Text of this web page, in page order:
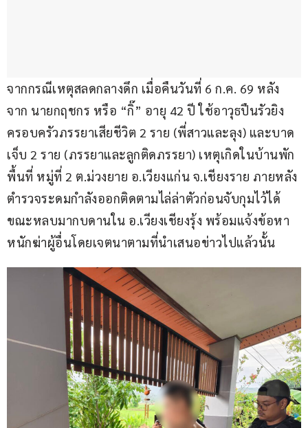
จากกรณีเหตุสลดกลางดึก เมื่อคืนวันที่ 6 ก.ค. 69 หลัง
จาก นายกฤชกร หรือ “กิ๊” อายุ 42 ปี ใช้อาวุธปืนรัวยิง
ครอบครัวภรรยาเสียชีวิต 2 ราย (พี่สาวและลุง) และบาด
เจ็บ 2 ราย (ภรรยาและลูกติดภรรยา) เหตุเกิดในบ้านพัก
พื้นที่ หมู่ที่ 2 ต.ม่วงยาย อ.เวียงแก่น จ.เชียงราย ภายหลัง
ตำรวจระดมกำลังออกติดตามไล่ล่าตัวก่อนจับกุมไว้ได้
ขณะหลบมากบดานใน อ.เวียงเชียงรุ้ง พร้อมแจ้งข้อหา
หนักฆ่าผู้อื่นโดยเจตนาตามที่นำเสนอข่าวไปแล้วนั้น